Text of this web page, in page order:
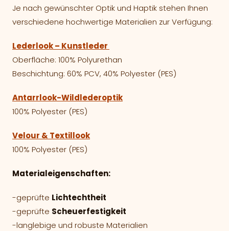
Je nach gewünschter Optik und Haptik stehen Ihnen
verschiedene hochwertige Materialien zur Verfügung:
Lederlook – Kunstleder
Oberfläche: 100% Polyurethan
Beschichtung: 60% PCV, 40% Polyester (PES)
Antarrlook-Wildlederoptik
100% Polyester (PES)
Velour & Textillook
100% Polyester (PES)
Materialeigenschaften:
-geprüfte Lichtechtheit
-geprüfte Scheuerfestigkeit
-langlebige und robuste Materialien